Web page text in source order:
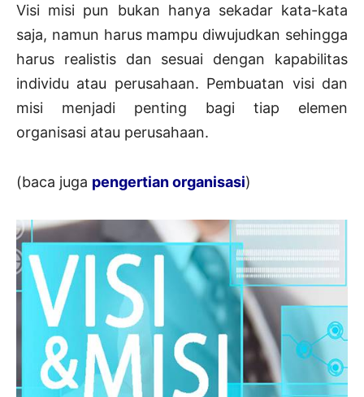
Visi misi pun bukan hanya sekadar kata-kata
saja, namun harus mampu diwujudkan sehingga
harus realistis dan sesuai dengan kapabilitas
individu atau perusahaan. Pembuatan visi dan
misi menjadi penting bagi tiap elemen
organisasi atau perusahaan.
(baca juga pengertian organisasi)